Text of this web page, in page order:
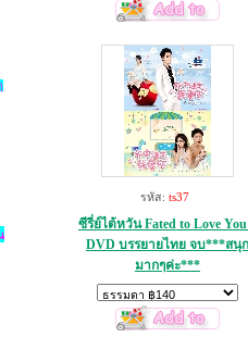
รหัส: ts37
ซีรี่ย์ไต้หวัน Fated to Love
DVD บรรยายไทย จบ***สนุก
มากๆค่ะ***